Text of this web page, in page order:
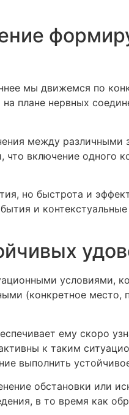
мы движемся по
плане нервных
между различными
включение одного
но быстрота и
и
условиями,
(конкретное место,
ему скоро
к таким
выполнить
обстановки или
в то время как